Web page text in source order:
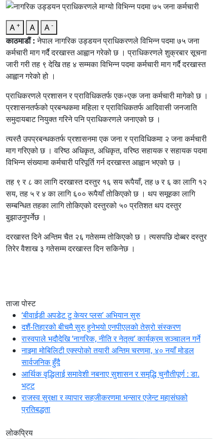
A + A A -
काठमाडौं :नेपाल नागरिक उड्डयन प्राधिकरणले विभिन्न पदमा ७५ जना
कर्मचारी माग गर्दै दरखास्त आह्वान गरेको छ । प्राधिकरणले शुक्रबार सूचना
जारी गरी तह ९ देखि तह ४ सम्मका विभिन्न पदमा कर्मचारी माग गर्दै दरखास्त
आह्वान गरेको हो ।
प्राधिकरणले प्रशासन र प्राविधिकतर्फ एक÷एक जना कर्मचारी मागेको छ ।
प्रशासनतर्फको प्रबन्धकमा महिला र प्राविधिकतर्फ आदिवासी जनजाति
समुदायबाट नियुक्त गरिने पनि प्राधिकरणले जनाएको छ ।
त्यस्तै उपप्रबन्धकतर्फ प्रशासनमा एक जना र प्राविधिकमा २ जना कर्मचारी
माग गरिएको छ । वरिष्ठ अधिकृत, अधिकृत, वरिष्ठ सहायक र सहायक पदमा
विभिन्न संख्यामा कर्मचारी परिपूर्ति गर्न दरखास्त आह्वान भएको छ ।
तह ९ र ८ का लागि दरखास्त दस्तुर १६ सय रूपैयाँ, तह ७ र ६ का लागि १२
सय, तह ५ र ४ का लागि ६०० रूपैयाँ तोकिएको छ । थप समूहका लागि
सम्बन्धित तहका लागि तोकिएको दस्तुरको ५० प्रतिशत थप दस्तुर
बुझाउनुपर्नेछ ।
दरखास्त दिने अन्तिम चैत २६ गतेसम्म तोकिएको छ । त्यसपछि दोब्बर दस्तुर
तिरेर वैशाख ३ गतेसम्म दरखास्त दिन सकिनेछ ।
ताजा पोस्ट
‘बीवाईडी अपडेट टु केयर प्लस’ अभियान सुरु
दशैं-तिहारको बीचमै सुरु हुनेभयो एनपीएलको तेस्रो संस्करण
रास्वपाले भदौदेखि ‘नागरिक, नीति र नेतृत्व’ कार्यक्रम सञ्चालन गर्ने
नाइमा मोबिलिटी एक्स्पोको तयारी अन्तिम चरणमा, ४० नयाँ मोडल
सार्वजनिक हुँदै
आर्थिक वृद्धिलाई समावेशी नबनाए सुशासन र समृद्धि चुनौतीपूर्ण : डा.
भट्ट
राजस्व सुरक्षा र व्यापार सहजीकरणमा भन्सार एजेन्ट महासंघको
प्रतिबद्धता
लोकप्रिय